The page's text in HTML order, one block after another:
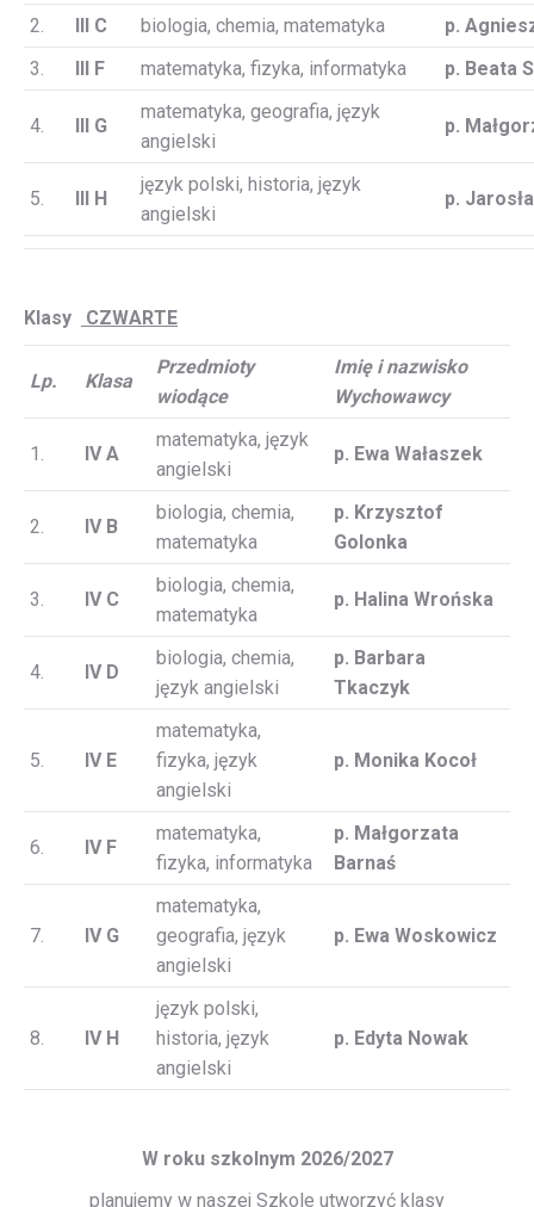
2.
III C biologia, chemia, matematyka
p.
3.
III F matematyka, fizyka, informatyka p. Beata
4. III G
matematyka, geografia, język
angielski
p.
5. III H
język polski, historia, język
angielski
p.
Klasy CZWARTE
Lp. Klasa
Przedmioty
wiodące
Imię i nazwisko
Wychowawcy
1. IV A
matematyka, język
angielski
p. Ewa Wałaszek
2. IV B
biologia, chemia,
matematyka
p. Krzysztof
Golonka
3. IV C
biologia, chemia,
matematyka
p. Halina Wrońska
4. IV D
biologia, chemia,
język angielski
p. Barbara
Tkaczyk
5. IV E
matematyka,
fizyka, język
angielski
p. Monika Kocoł
6. IV F
matematyka,
fizyka, informatyka
p. Małgorzata
Barnaś
7. IV G
matematyka,
geografia, język
angielski
p. Ewa Woskowicz
8. IV H
język polski,
historia, język
angielski
p. Edyta Nowak
W roku szkolnym 2026/2027
planujemy w naszej Szkole utworzyć klasy